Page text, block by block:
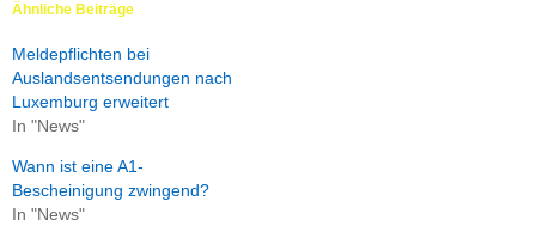
Ähnliche Beiträge
Meldepflichten bei
Auslandsentsendungen nach
Luxemburg erweitert
In "News"
Wann ist eine A1-
Bescheinigung zwingend?
In "News"